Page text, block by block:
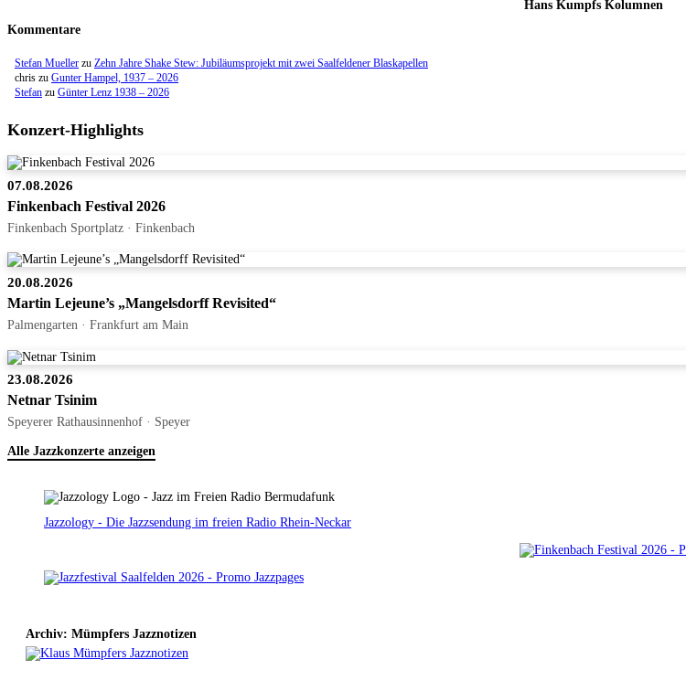
Hans Kumpfs Kolumnen
Kommentare
Stefan Mueller zu Zehn Jahre Shake Stew: Jubiläumsprojekt mit zwei Saalfeldener Blaskapellen
chris zu Gunter Hampel, 1937 – 2026
Stefan zu Günter Lenz 1938 – 2026
Konzert-Highlights
07.08.2026
Finkenbach Festival 2026
Finkenbach Sportplatz · Finkenbach
20.08.2026
Martin Lejeune’s „Mangelsdorff Revisited“
Palmengarten · Frankfurt am Main
23.08.2026
Netnar Tsinim
Speyerer Rathausinnenhof · Speyer
Alle Jazzkonzerte anzeigen
Jazzology - Die Jazzsendung im freien Radio Rhein-Neckar
Archiv: Mümpfers Jazznotizen